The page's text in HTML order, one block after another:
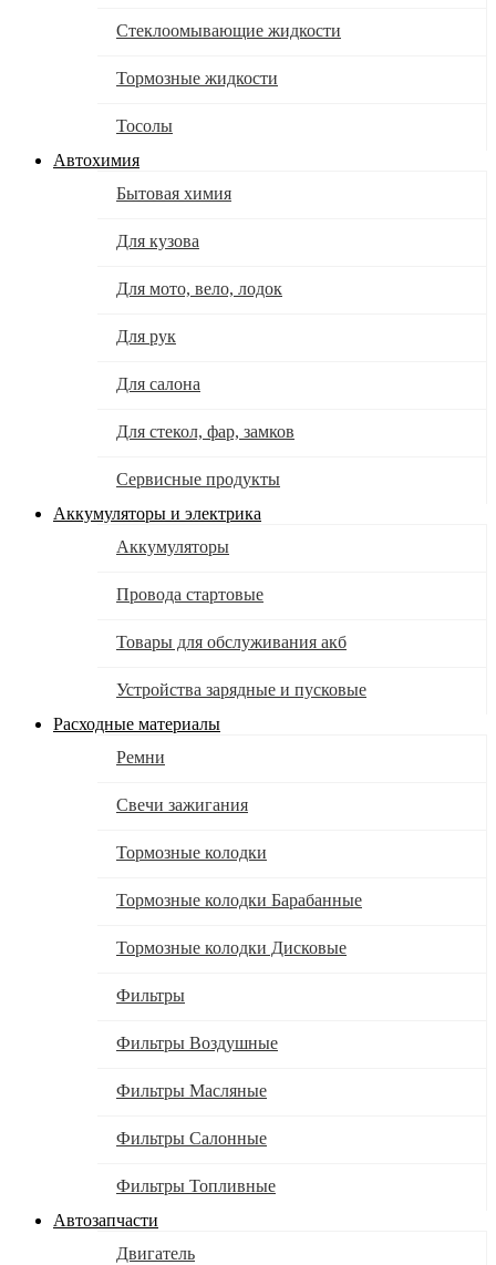
Стеклоомывающие жидкости
Тормозные жидкости
Тосолы
Автохимия
Бытовая химия
Для кузова
Для мото, вело, лодок
Для рук
Для салона
Для стекол, фар, замков
Сервисные продукты
Аккумуляторы и электрика
Аккумуляторы
Провода стартовые
Товары для обслуживания акб
Устройства зарядные и пусковые
Расходные материалы
Ремни
Свечи зажигания
Тормозные колодки
Тормозные колодки Барабанные
Тормозные колодки Дисковые
Фильтры
Фильтры Воздушные
Фильтры Масляные
Фильтры Салонные
Фильтры Топливные
Автозапчасти
Двигатель